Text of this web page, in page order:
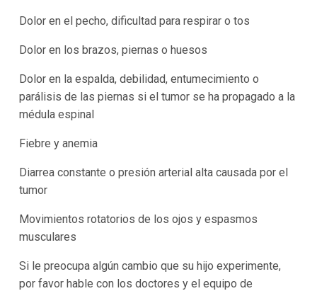
Dolor en el pecho, dificultad para respirar o tos
Dolor en los brazos, piernas o huesos
Dolor en la espalda, debilidad, entumecimiento o
parálisis de las piernas si el tumor se ha propagado a la
médula espinal
Fiebre y anemia
Diarrea constante o presión arterial alta causada por el
tumor
Movimientos rotatorios de los ojos y espasmos
musculares
Si le preocupa algún cambio que su hijo experimente,
por favor hable con los doctores y el equipo de